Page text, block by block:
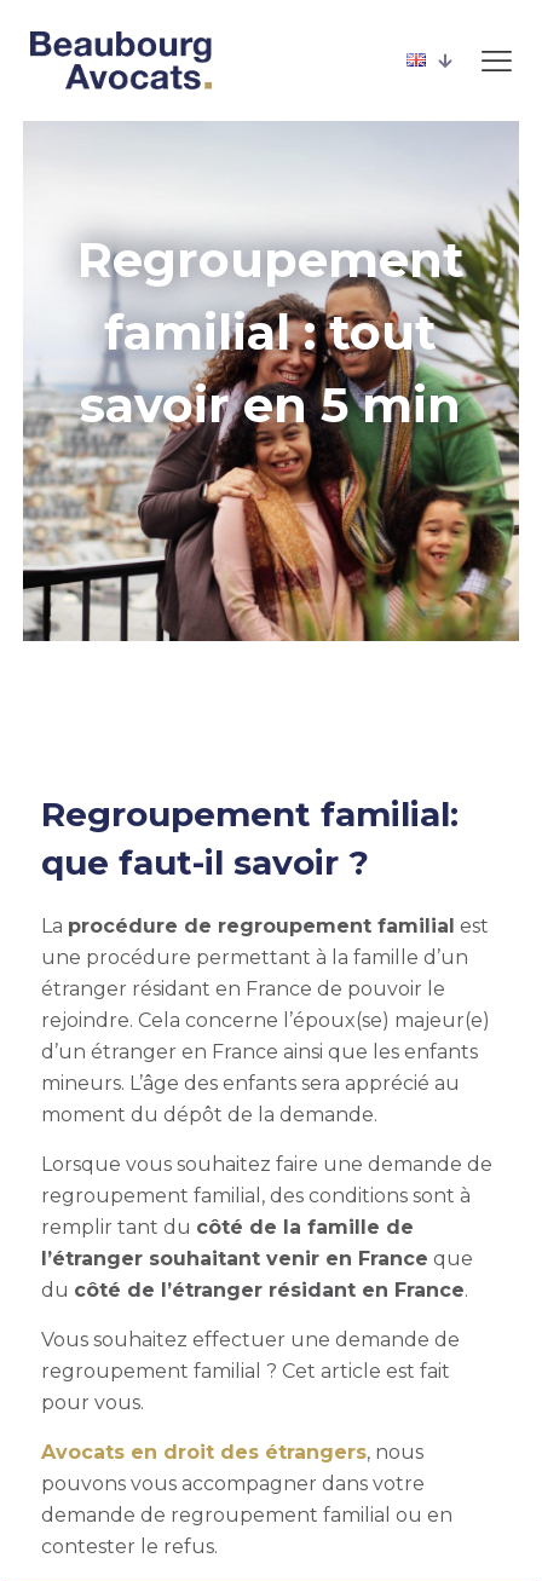
Regroupement
familial : tout
savoir en 5 min
Regroupement familial:
que faut-il savoir ?
La procédure de regroupement familial est
une procédure permettant à la famille d’un
étranger résidant en France de pouvoir le
rejoindre. Cela concerne l’époux(se) majeur(e)
d’un étranger en France ainsi que les enfants
mineurs. L’âge des enfants sera apprécié au
moment du dépôt de la demande.
Lorsque vous souhaitez faire une demande de
regroupement familial, des conditions sont à
remplir tant du côté de la famille de
l’étranger souhaitant venir en France que
du côté de l’étranger résidant en France.
Vous souhaitez effectuer une demande de
regroupement familial ? Cet article est fait
pour vous.
Avocats en droit des étrangers, nous
pouvons vous accompagner dans votre
demande de regroupement familial ou en
contester le refus.